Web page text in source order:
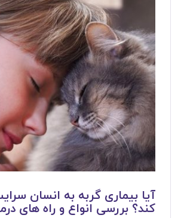
آیا بیماری گربه به انسان
کند؟ بررسی انواع و راه های